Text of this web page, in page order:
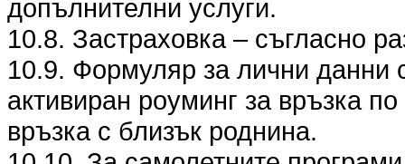
допълнителни услуги.
10.8. Застраховка – съгласно
10.9. Формуляр за лични данни
активиран роуминг за връзка
връзка с близък роднина.